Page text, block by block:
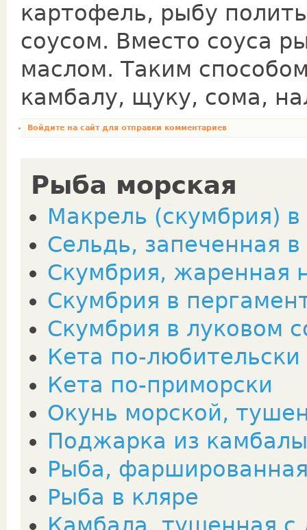
картофель, рыбу
соусом. Вместо соуса
маслом. Таким
камбалу, щуку, сома,
Войдите на сайтдля отправки комментариев
Рыба морская
Макрель (скумбрия)
Сельдь, запеченная в
Скумбрия, жаренная
Скумбрия в
Скумбрия в луковом
Кета по-любительски
Кета по-приморски
Окунь морской,
Поджарка из
Рыба,
Рыба в кляре